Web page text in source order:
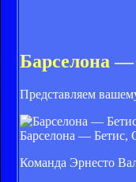
Барселона —
Представляем
Барселона — Бетис,
Команда Эрнесто